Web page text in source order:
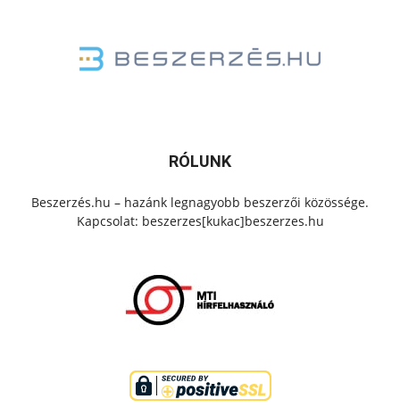
RÓLUNK
Beszerzés.hu – hazánk legnagyobb beszerzői közössége.
Kapcsolat: beszerzes[kukac]beszerzes.hu